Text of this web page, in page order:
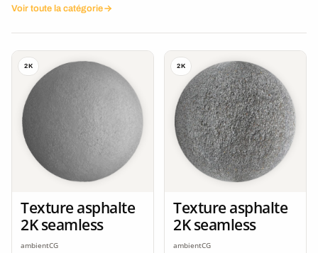
Voir toute la catégorie
2K
Texture asphalte
2K seamless
ambientCG
2K
Texture asphalte
2K seamless
ambientCG